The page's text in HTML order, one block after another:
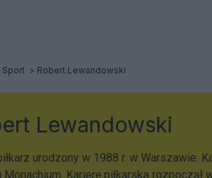
Sport Robert Lewandowski
Lewandowski
urodzony w 1988 r. w Warszawie.
Monachium. Karierę piłkarską